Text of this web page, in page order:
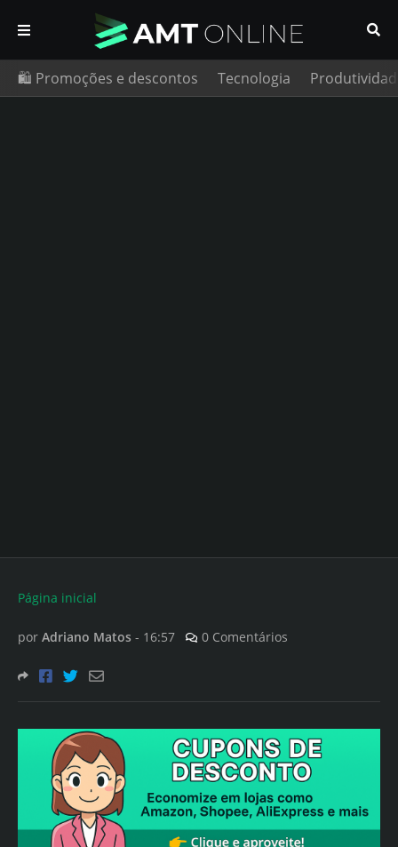
🛍️ Promoções e descontos Tecnologia
Página inicial
por Adriano Matos - 16:57 0 Comentários